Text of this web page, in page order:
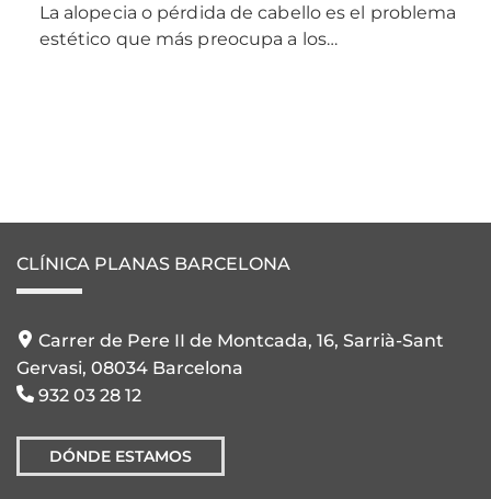
La alopecia o pérdida de cabello es el problema
estético que más preocupa a los…
CLÍNICA PLANAS BARCELONA
Carrer de Pere II de Montcada, 16, Sarrià-Sant
Gervasi, 08034 Barcelona
932 03 28 12
DÓNDE ESTAMOS